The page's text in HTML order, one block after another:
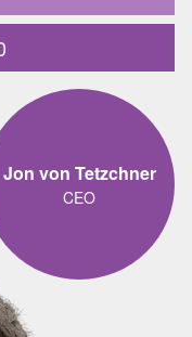
Jon von Tetzchner
CEO